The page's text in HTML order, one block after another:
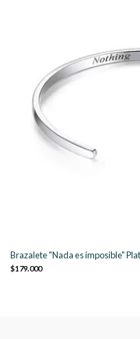
Brazalete "Nada es imposible"
$179.000